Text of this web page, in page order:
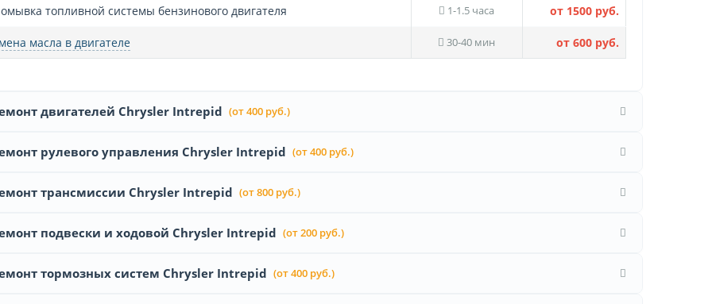
топливной системы бензинового двигателя 1-1.5 часа от 1500 руб.
масла в двигателе 30-40 мин от 600 руб.
двигателей Chrysler Intrepid (от 400 руб.)
рулевого управления Chrysler Intrepid (от 400 руб.)
трансмиссии Chrysler Intrepid (от 800 руб.)
подвески и ходовой Chrysler Intrepid (от 200 руб.)
тормозных систем Chrysler Intrepid (от 400 руб.)